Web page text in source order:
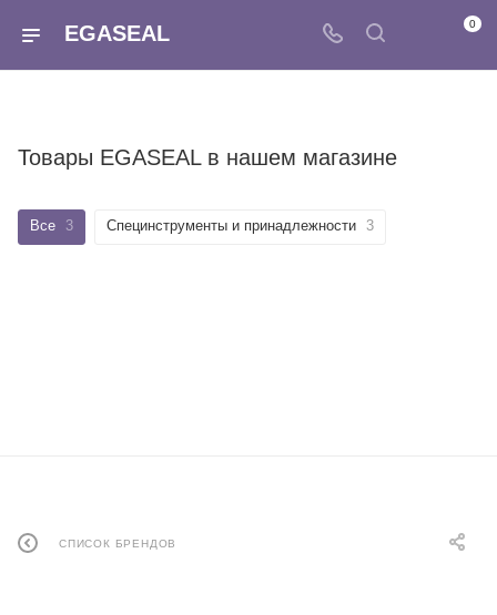
EGASEAL 0
Товары EGASEAL в нашем магазине
Все 3 Специнструменты и принадлежности 3
СПИСОК БРЕНДОВ